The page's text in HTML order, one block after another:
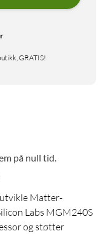
GRATIS!
på null tid.
Matter-
Labs MGM240S
og støtter